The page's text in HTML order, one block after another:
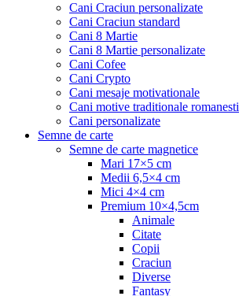
Cani Craciun personalizate
Cani Craciun standard
Cani 8 Martie
Cani 8 Martie personalizate
Cani Cofee
Cani Crypto
Cani mesaje motivationale
Cani motive traditionale romanesti
Cani personalizate
Semne de carte
Semne de carte magnetice
Mari 17×5 cm
Medii 6,5×4 cm
Mici 4×4 cm
Premium 10×4,5cm
Animale
Citate
Copii
Craciun
Diverse
Fantasy